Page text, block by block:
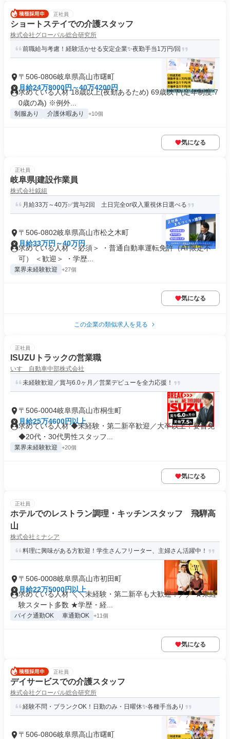
正社員
ショートステイでの介護スタッフ
株式会社グローバル総合研究所
前職給与考慮！経験活かせる安定企業✨️夜勤手当1万円/回
〒506-0806岐阜県高山市曙町
月給24万8000円～40万4200円
求めている人材 18歳以上(夜勤あるため) 69歳以下(定年制度:7
0歳の為) ※例外...
制服あり 介護休暇あり +10個
気になる
正社員
岐阜県|建設作業員
株式会社鉞組
月給33万～40万✅賞与2回 土日完全or収入重視休日選べる
〒506-0802岐阜県高山市松之木町
月給33万円～40万円
求めている人材 ＜必須＞ ・普通自動車運転免許（AT限定不
可） ＜歓迎＞ ・学歴...
業界未経験歓迎 +27個
気になる
この企業の類似求人を見る
正社員
ISUZUトラックの営業職
いすゞ自動車中部株式会社
未経験歓迎／賞与6.0ヶ月／営業デビューを全力応援！
〒506-0004岐阜県高山市桐生町
月給25万4600円以上
求めている人材 ◆未経験・第二新卒歓迎／大卒以上：要普免
◆20代・30代男性スタッフ...
業界未経験歓迎 +20個
気になる
正社員
ホテルでのレストラン調理・キッチンスタッフ 飛騨高
山
株式会社ミナシア
料理に興味がある方歓迎！学生さんフリーター、主婦さん活躍中！
〒506-0008岐阜県高山市初田町
月給22万5000円以上
求めている人材 ＼＼未経験・第二新卒も大歓迎！／／ ★未経
験スタート多数 ★学歴・経...
バイク通勤OK 車通勤OK +11個
気になる
正社員
デイサービスでの介護スタッフ
株式会社グローバル総合研究所
経験不問・ブランクOK！日勤のみ・日曜休✨️各種手当あり
〒506-0806岐阜県高山市曙町